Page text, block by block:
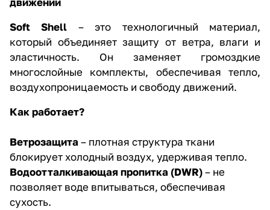
Soft Shell – это технологичный материал,
который объединяет защиту от ветра, влаги и
эластичность. Он заменяет громоздкие
многослойные комплекты, обеспечивая тепло,
воздухопроницаемость и свободу движений.
Как работает?
Ветрозащита– плотная структура ткани
блокирует холодный воздух, удерживая тепло.
Водоотталкивающая пропитка (DWR)– не
позволяет воде впитываться, обеспечивая
сухость.